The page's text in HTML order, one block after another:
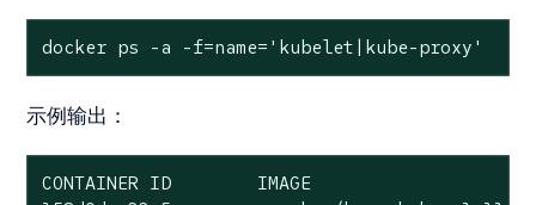
docker ps -a -f=name='kubelet|kube-proxy'
示例输出：
CONTAINER ID        IMAGE